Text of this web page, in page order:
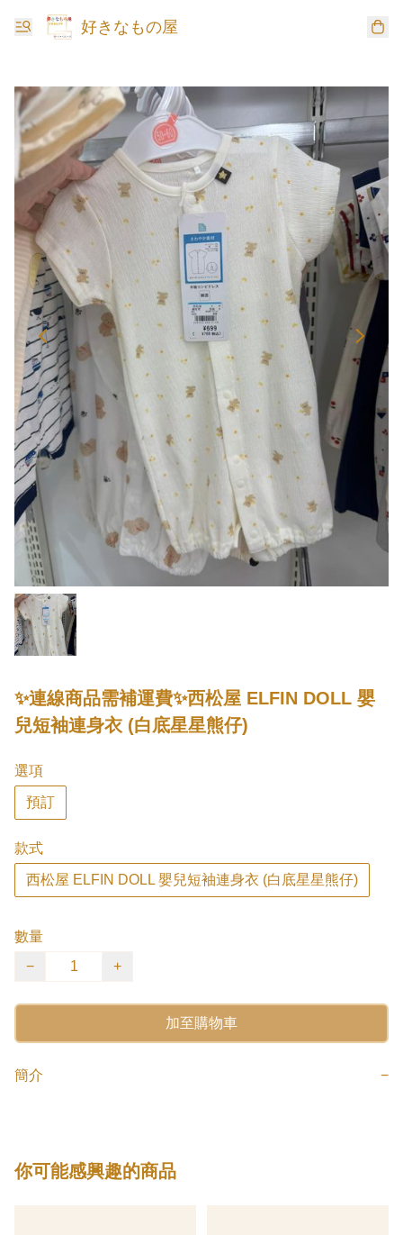
好きなもの屋
✨連線商品需補運費✨西松屋 ELFIN DOLL 嬰
兒短袖連身衣 (白底星星熊仔)
選項
預訂
款式
西松屋 ELFIN DOLL 嬰兒短袖連身衣 (白底星星熊仔)
數量
−
+
加至購物車
簡介 −
你可能感興趣的商品